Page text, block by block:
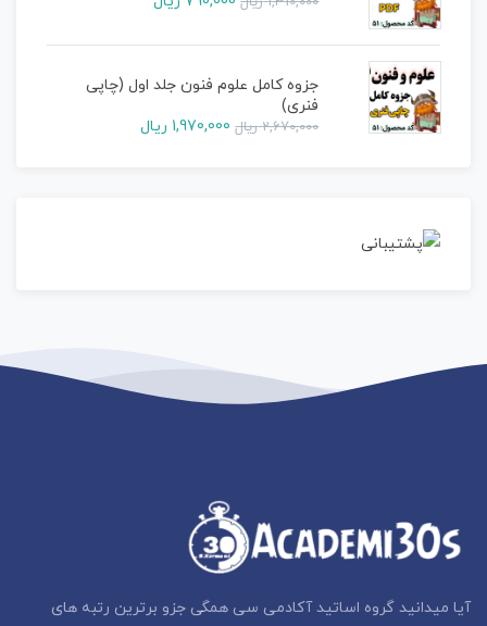
جزوه کامل علوم فنون جلد اول (چاپی
فنری)
2,670,000 ریال 1,970,000 ریال
آیا میدانید گروه اساتید آکادمی سی همگی جزو برترین رتبه های